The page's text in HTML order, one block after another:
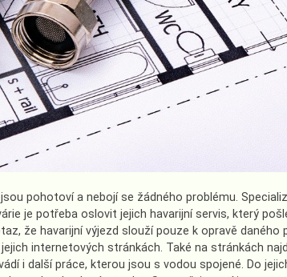
pohotoví a nebojí se žádného problému.
je potřeba oslovit jejich havarijní servis, který
že havarijní výjezd slouží pouze k opravě daného
internetových stránkách. Také na stránkách
i další práce, kterou jsou s vodou spojené. Do